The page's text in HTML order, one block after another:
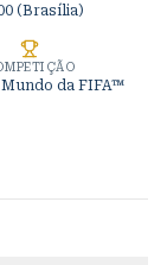
(Brasília)
da FIFA™